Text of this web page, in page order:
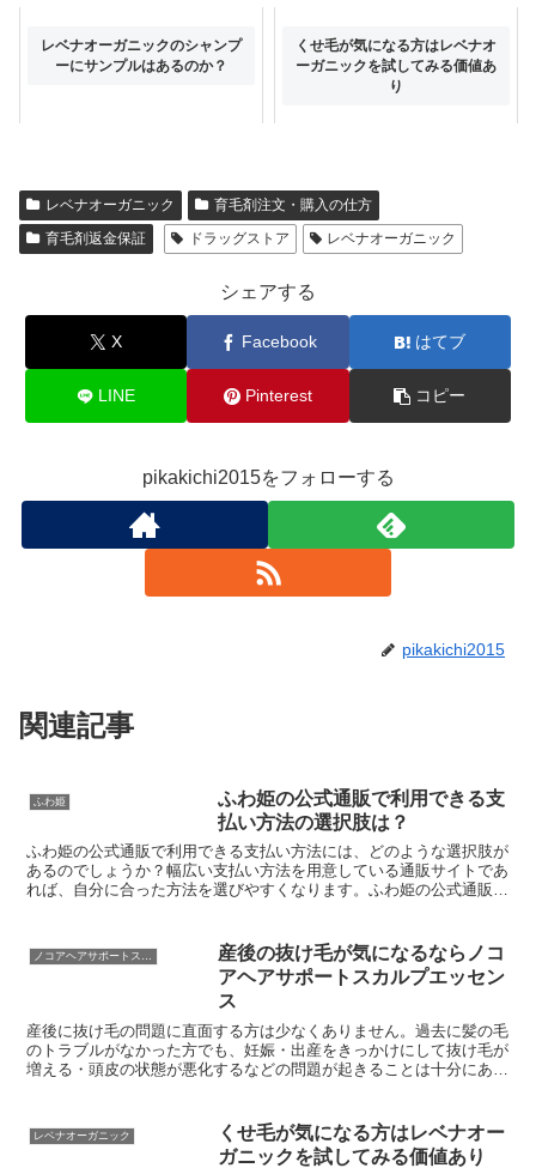
ノコアヘアサポートスカルプエ
ッセンスは液だれの心配が要ら
レベナオーガニックのシャンプ
ーにサンプルはあるのか？
くせ毛が気になる方はレベナオ
ーガニックを試してみる価値あ
り
レベナオーガニック
育毛剤注文・購入の仕方
育毛剤返金保証
ドラッグストア レベナオーガニック
シェアする
X Facebook はてブ
LINE Pinterest コピー
pikakichi2015をフォローする
pikakichi2015
関連記事
ふわ姫
ふわ姫の公式通販で利用できる支
払い方法の選択肢は？
ふわ姫の公式通販で利用できる支払い方法には、どのような選択肢が
あるのでしょうか？幅広い支払い方法を用意している通販サイトであ
れば、自分に合った方法を選びやすくなります。ふわ姫の公式通販で
ノコアヘアサポートスカルプエッセンス
産後の抜け毛が気になるならノコ
アヘアサポートスカルプエッセン
ス
産後に抜け毛の問題に直面する方は少なくありません。過去に髪の毛
のトラブルがなかった方でも、妊娠・出産をきっかけにして抜け毛が
増える・頭皮の状態が悪化するなどの問題が起きることは十分にあり
レベナオーガニック
くせ毛が気になる方はレベナオー
ガニックを試してみる価値あり